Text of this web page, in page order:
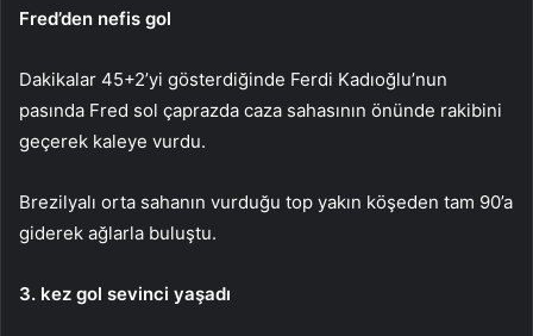
Fred’den nefis gol
Dakikalar 45+2’yi gösterdiğinde Ferdi Kadıoğlu’nun
pasında Fred sol çaprazda caza sahasının önünde rakibini
geçerek kaleye vurdu.
Brezilyalı orta sahanın vurduğu top yakın köşeden tam 90’a
giderek ağlarla buluştu.
3. kez gol sevinci yaşadı